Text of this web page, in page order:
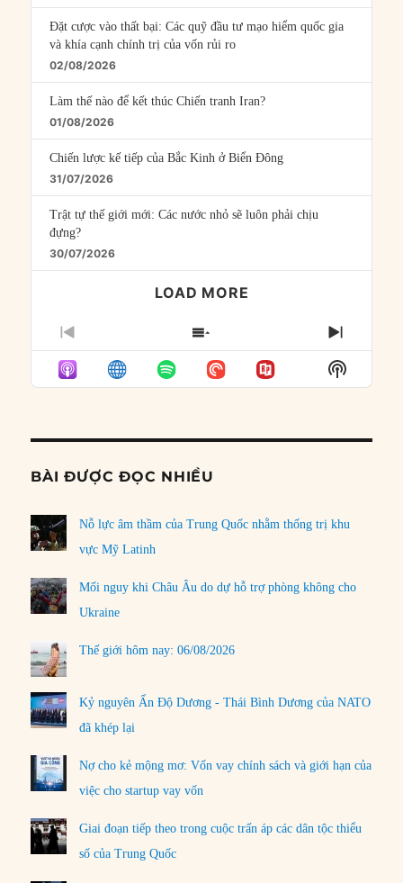
Đặt cược vào thất bại: Các quỹ đầu tư mạo hiểm quốc gia
và khía cạnh chính trị của vốn rủi ro
02/08/2026
Làm thế nào để kết thúc Chiến tranh Iran?
01/08/2026
Chiến lược kế tiếp của Bắc Kinh ở Biển Đông
31/07/2026
Trật tự thế giới mới: Các nước nhỏ sẽ luôn phải chịu
đựng?
30/07/2026
LOAD MORE
PREVIOUS
EPISODE
SHOW
EPISODES
LIST
NEXT
Show
Podcast
BÀI ĐƯỢC ĐỌC NHIỀU
Nỗ lực âm thầm của Trung Quốc nhằm thống trị khu
vực Mỹ Latinh
Mối nguy khi Châu Âu do dự hỗ trợ phòng không cho
Ukraine
Thế giới hôm nay: 06/08/2026
Kỷ nguyên Ấn Độ Dương - Thái Bình Dương của NATO
đã khép lại
Nợ cho kẻ mộng mơ: Vốn vay chính sách và giới hạn của
việc cho startup vay vốn
Giai đoạn tiếp theo trong cuộc trấn áp các dân tộc thiểu
số của Trung Quốc